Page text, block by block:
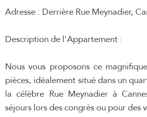
Adresse : Derrière Rue Meynadier,
Description de l'Appartement :
Nous vous proposons ce
pièces, idéalement situé dans un
la célèbre Rue Meynadier à
séjours lors des congrès ou pour des